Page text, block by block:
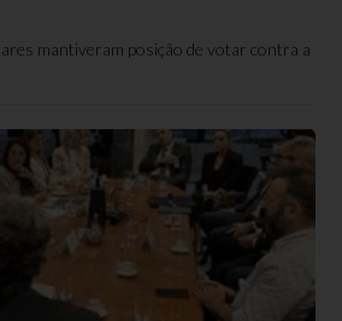
mantiveram posição de votar contra a